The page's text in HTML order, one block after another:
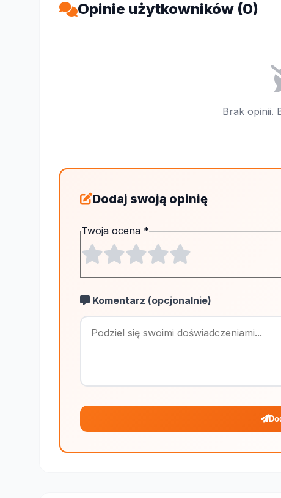
Opinie użytkowników (0)
Brak opinii.
Dodaj swoją opinię
Twoja ocena *
Komentarz (opcjonalnie)